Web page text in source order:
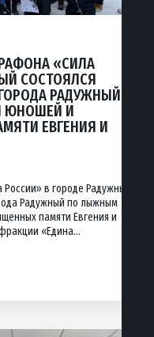
«СИЛА
СОСТОЯЛСЯ
РАДУЖНЫЙ
ЮНОШЕЙ И
ЕВГЕНИЯ И
в городе Радужный
Радужный по лыжным
памяти Евгения и
«Едина...